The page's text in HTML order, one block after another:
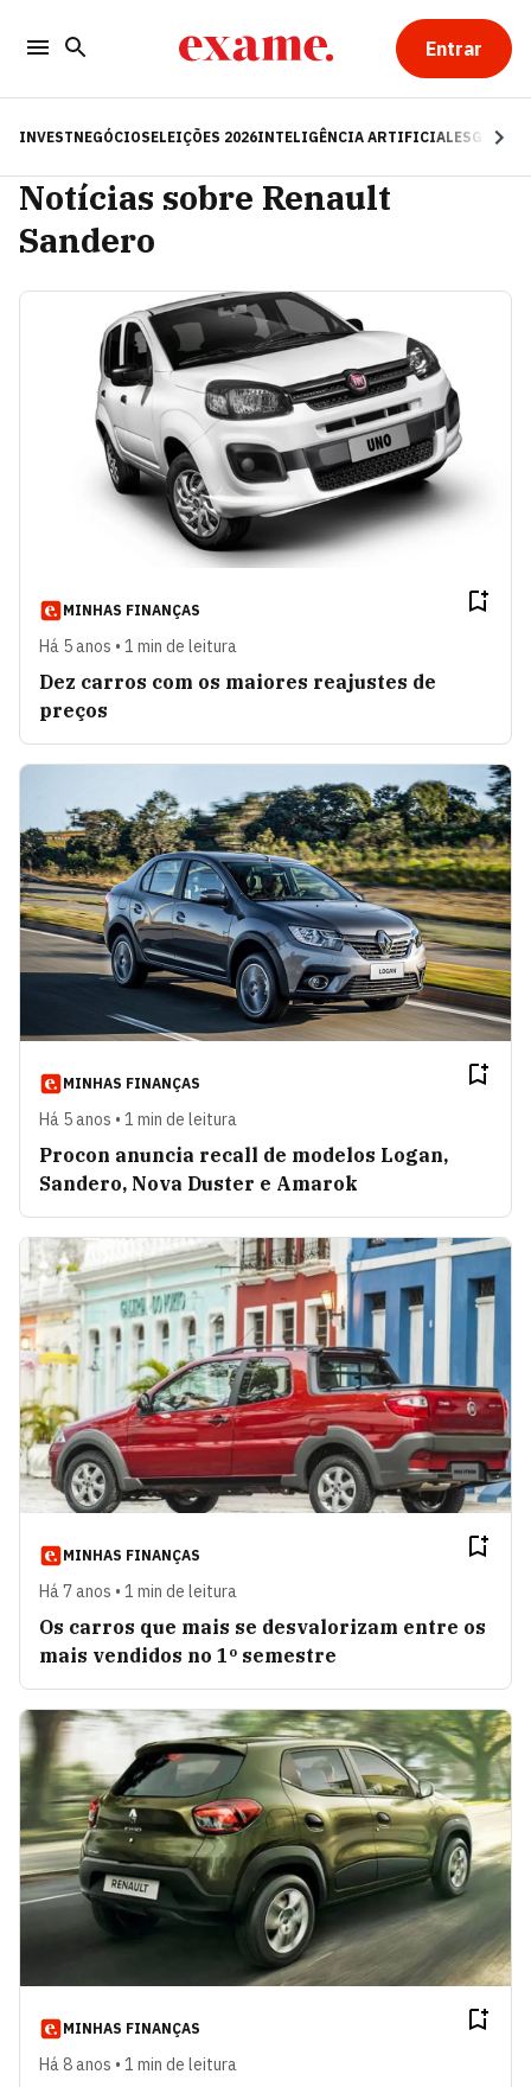
Entrar
INVESTNEGÓCIOSELEIÇÕES 2026INTELIGÊNCIA ARTIFICIALESG
Notícias sobre Renault
Sandero
MINHAS FINANÇAS
Há 5 anos • 1 min de leitura
Dez carros com os maiores reajustes de
preços
MINHAS FINANÇAS
Há 5 anos • 1 min de leitura
Procon anuncia recall de modelos Logan,
Sandero, Nova Duster e Amarok
MINHAS FINANÇAS
Há 7 anos • 1 min de leitura
Os carros que mais se desvalorizam entre os
mais vendidos no 1º semestre
MINHAS FINANÇAS
Há 8 anos • 1 min de leitura